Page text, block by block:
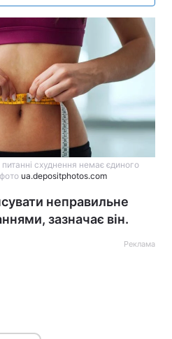
схуднення немає єдиного
ua.depositphotos.com
неправильне
зазначає він.
Реклама